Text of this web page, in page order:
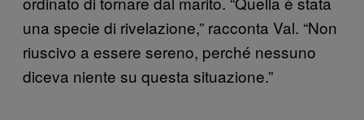
una specie di rivelazione,” racconta Val. “Non
riuscivo a essere sereno, perché nessuno
diceva niente su questa situazione.”